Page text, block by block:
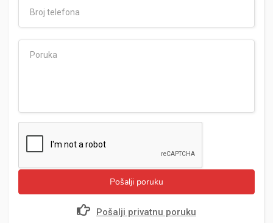
Pošalji poruku
Pošalji privatnu poruku